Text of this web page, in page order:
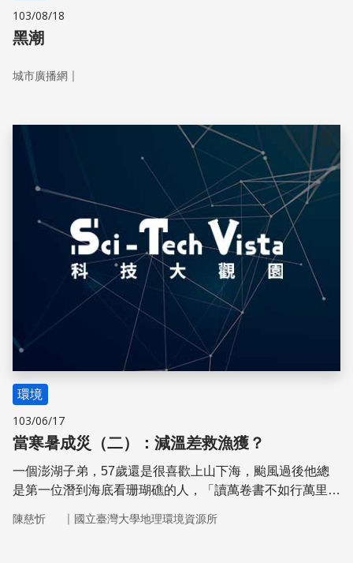
103/08/18
黑潮
城市廣播網 ｜
儲存
環境
103/06/17
當寒暑成災（二）：減溫差救漁獲？
一個澎湖子弟，57歲還是很喜歡上山下海，颱風過後他總
是第一位潛到海底看珊瑚礁的人，「讀萬卷書不如行萬里
位是鄭明修，中央研究院生物多樣性研究中心的研究員，也
陳慈忻 ｜ 國立臺灣大學地理環境資源所